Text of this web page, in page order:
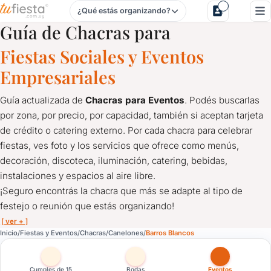
Chacras para Fiestas y Eventos en Barros Blancos,
¿Qué estás organizando?
Guía de Chacras para
Fiestas Sociales y Eventos
Empresariales
Guía actualizada de Chacras para Eventos. Podés buscarlas
por zona, por precio, por capacidad, también si aceptan tarjeta
de crédito o catering externo. Por cada chacra para celebrar
fiestas, ves foto y los servicios que ofrece como menús,
decoración, discoteca, iluminación, catering, bebidas,
instalaciones y espacios al aire libre.
¡Seguro encontrás la chacra que más se adapte al tipo de
festejo o reunión que estás organizando!
[ ver + ]
Inicio Fiestas y Eventos Chacras Canelones Barros Blancos
Cumples de 15 Bodas Eventos
Chacras para Fiestas y Eventos en Barros Blancos,
Guía actualizada de
Chacras para Eventos
. Podés buscarlas
¡Seguro encontrás la chacra que más se adapte al tipo de